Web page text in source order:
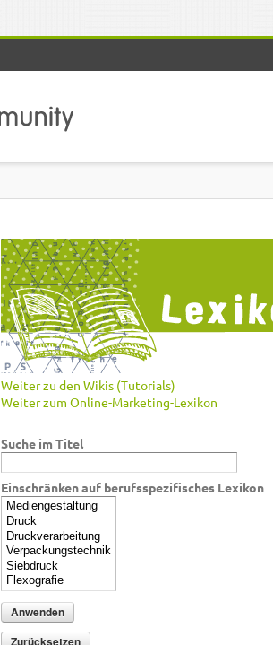
Weiter zu den Wikis (Tutorials)
Weiter zum Online-Marketing-Lexikon
Suche im Titel
Einschränken auf berufsspezifisches Lexikon